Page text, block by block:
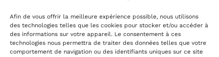
Afin de vous offrir la meilleure expérience possible, nous utilisons
des technologies telles que les cookies pour stocker et/ou accéder à
des informations sur votre appareil. Le consentement à ces
technologies nous permettra de traiter des données telles que votre
comportement de navigation ou des identifiants uniques sur ce site
Boutique
Livraison